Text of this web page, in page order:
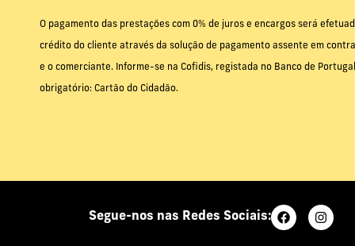
O pagamento das prestações com 0% de juros e encargos será
crédito do cliente através da solução de pagamento assente em
e o comerciante. Informe-se na Cofidis, registada no Banco de
obrigatório: Cartão do Cidadão.
Segue-nos nas Redes Sociais: